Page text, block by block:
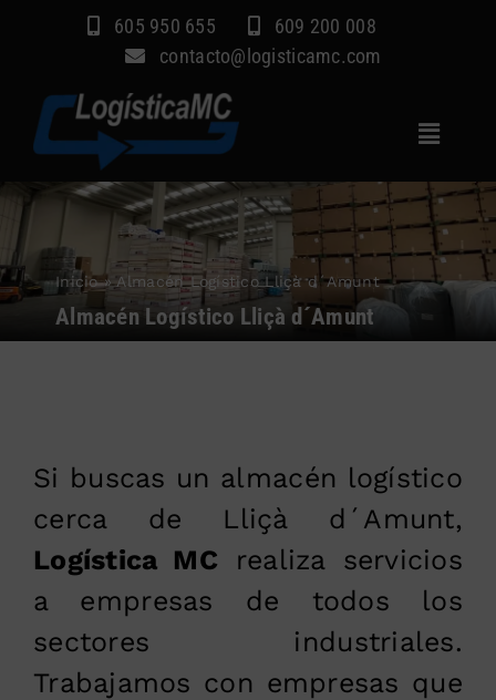
605 950 655
609 200 008
contacto@logisticamc.com
Toggle
Inicio
Servicios
Sectores
Inicio»Almacén Logístico Lliçà d´Amunt
Almacén Logístico Lliçà d´Amunt
Si buscas un almacén logístico
cerca de Lliçà d´Amunt,
Logística MC realiza servicios
a empresas de todos los
sectores industriales.
Trabajamos con empresas que